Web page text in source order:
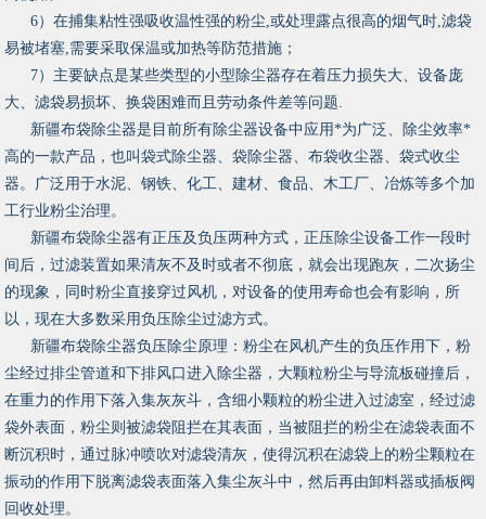
6）在捕集粘性强吸收温性强的粉尘,或处理露点很高的烟气时,滤袋
易被堵塞,需要采取保温或加热等防范措施；
7）主要缺点是某些类型的小型除尘器存在着压力损失大、设备庞
大、滤袋易损坏、换袋困难而且劳动条件差等问题.
新疆布袋除尘器是目前所有除尘器设备中应用*为广泛、除尘效率*
高的一款产品，也叫袋式除尘器、袋除尘器、布袋收尘器、袋式收尘
器。广泛用于水泥、钢铁、化工、建材、食品、木工厂、冶炼等多个加
工行业粉尘治理。
新疆布袋除尘器有正压及负压两种方式，正压除尘设备工作一段时
间后，过滤装置如果清灰不及时或者不彻底，就会出现跑灰，二次扬尘
的现象，同时粉尘直接穿过风机，对设备的使用寿命也会有影响，所
以，现在大多数采用负压除尘过滤方式。
新疆布袋除尘器负压除尘原理：粉尘在风机产生的负压作用下，粉
尘经过排尘管道和下排风口进入除尘器，大颗粒粉尘与导流板碰撞后，
在重力的作用下落入集灰灰斗，含细小颗粒的粉尘进入过滤室，经过滤
袋外表面，粉尘则被滤袋阻拦在其表面，当被阻拦的粉尘在滤袋表面不
断沉积时，通过脉冲喷吹对滤袋清灰，使得沉积在滤袋上的粉尘颗粒在
振动的作用下脱离滤袋表面落入集尘灰斗中，然后再由卸料器或插板阀
回收处理。